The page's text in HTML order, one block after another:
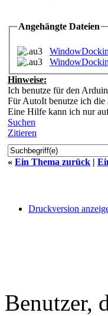
Angehängte Dateien
Hinweise:
Ich benutze für den
Für AutoIt benutze ich die
Eine Hilfe kann ich nur
Suchen
Zitieren
« Ein Thema zurück |
Druckversion
Benutzer,